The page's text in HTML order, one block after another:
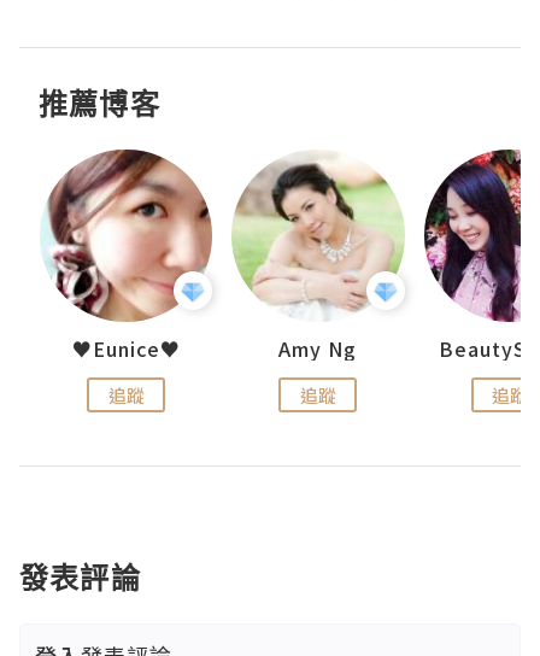
推薦博客
♥Eunice♥
追蹤
Amy Ng
追蹤 追蹤
發表評論